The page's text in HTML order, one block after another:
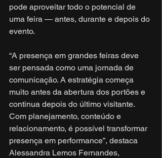
pode aproveitar todo o potencial de
uma feira — antes, durante e depois do
evento.
“A presença em grandes feiras deve
ser pensada como uma jornada de
comunicação. A estratégia começa
muito antes da abertura dos portões e
continua depois do último visitante.
Com planejamento, conteúdo e
relacionamento, é possível transformar
presença em performance”, destaca
Alessandra Lemos Fernandes,